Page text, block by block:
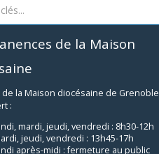
de la Maison
de la Maison diocésaine de Grenoble
:
mardi, jeudi, vendredi : 8h30-12h
jeudi, vendredi : 13h45-17h
après-midi : fermeture au public